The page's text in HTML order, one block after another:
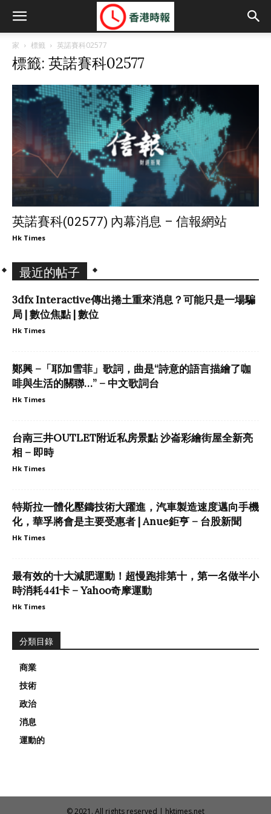
家 標籤 英諾賽科02577
標籤: 英諾賽科02577
英諾賽科(02577) 內幕消息 – 信報網站
Hk Times
最近的帖子
3dfx Interactive傳出捲土重來消息？可能只是一場騙
局 | 數位焦點 | 數位
Hk Times
鄭興 –「耶加雪菲」歌詞，曲是“詩意的語言描繪了咖
啡與生活的關聯…” – 中文歌詞台
Hk Times
台南三井OUTLET附近私房景點 沙崙彩繪街屋全新亮
相 – 即時
Hk Times
特斯拉一體化壓鑄技術大躍進，汽車製造速度邁向手機
化，華孚將會是主要受惠者 | Anue鉅亨 – 台股新聞
Hk Times
最有效的十大減肥運動！超慢跑排第十，第一名做半小
時消耗441卡 – Yahoo奇摩運動
Hk Times
分類目錄
商業
技術
政治
消息
運動的
© 2021. All rights reserved | hktimes.net